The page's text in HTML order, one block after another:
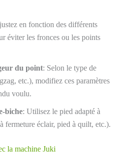
en fonction des différents
éviter les fronces ou les points
du point: Selon le type de
etc.), modifiez ces paramètres
voulu.
biche: Utilisez le pied adapté à
fermeture éclair, pied à quilt, etc.).
la machine Juki